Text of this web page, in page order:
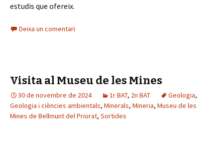
estudis que ofereix.
Deixa un comentari
Visita al Museu de les Mines
30 de novembre de 2024 1r BAT, 2n BAT Geologia,
Geologia i ciències ambientals, Minerals, Mineria, Museu de les
Mines de Bellmunt del Priorat, Sortides